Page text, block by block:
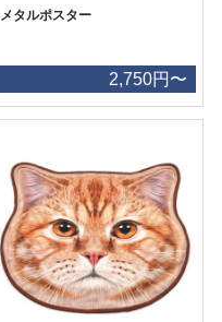
メタルポスター
2,750円〜